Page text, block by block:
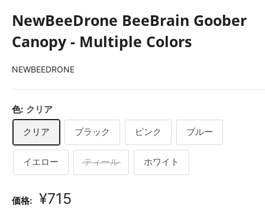
NewBeeDrone BeeBrain Goober
Canopy - Multiple Colors
NEWBEEDRONE
色: クリア
クリア
ブラック ピンク ブルー
イエロー ティール ホワイト
価格:
販
¥715